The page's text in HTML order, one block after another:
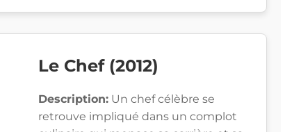
Le Chef (2012)
Description: Un chef célèbre se
retrouve impliqué dans un complot